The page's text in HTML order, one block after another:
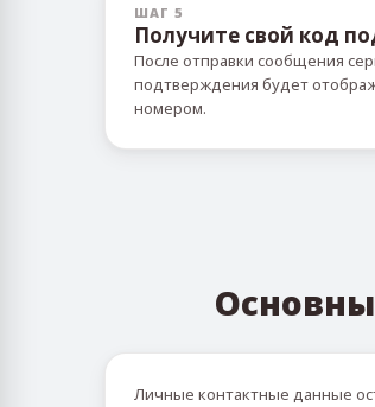
ШАГ 5
Получите свой код
После отправки сообщения
подтверждения будет
номером.
Личные контактные данные